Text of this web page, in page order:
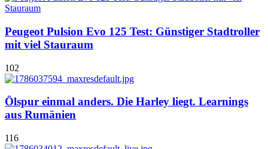
Peugeot Pulsion Evo 125 Test: Günstiger Stadtroller
mit viel Stauraum
102
Ölspur einmal anders. Die Harley liegt. Learnings
aus Rumänien
116